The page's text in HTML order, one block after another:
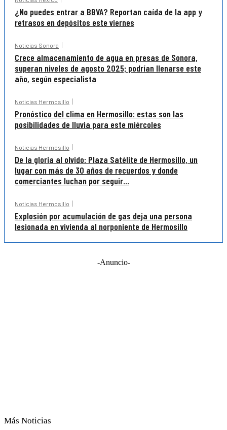
¿No puedes entrar a BBVA? Reportan caída de la app y
retrasos en depósitos este viernes
Noticias Sonora
Crece almacenamiento de agua en presas de Sonora,
superan niveles de agosto 2025; podrían llenarse este
año, según especialista
Noticias Hermosillo
Pronóstico del clima en Hermosillo: estas son las
posibilidades de lluvia para este miércoles
Noticias Hermosillo
De la gloria al olvido: Plaza Satélite de Hermosillo, un
lugar con más de 30 años de recuerdos y donde
comerciantes luchan por seguir...
Noticias Hermosillo
Explosión por acumulación de gas deja una persona
lesionada en vivienda al norponiente de Hermosillo
-Anuncio-
Más Noticias